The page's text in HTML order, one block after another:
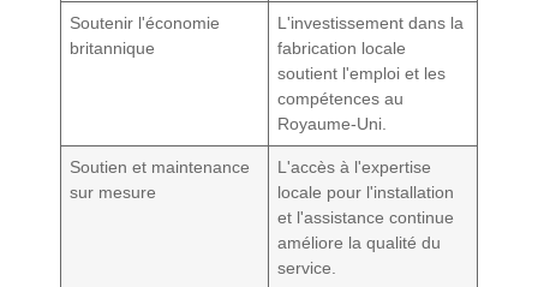
Soutenir l'économie
britannique
L'investissement dans la
fabrication locale
soutient l'emploi et les
compétences au
Royaume-Uni.
Soutien et maintenance
sur mesure
L'accès à l'expertise
locale pour l'installation
et l'assistance continue
améliore la qualité du
service.